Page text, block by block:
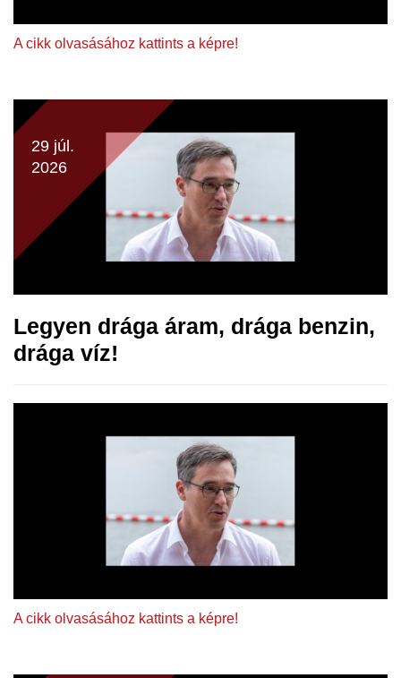
A cikk olvasásához kattints a képre!
29 júl.
2026
Legyen drága áram, drága benzin,
drága víz!
A cikk olvasásához kattints a képre!